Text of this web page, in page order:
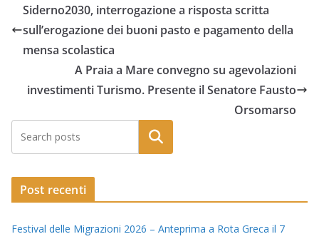
Siderno2030, interrogazione a risposta scritta
sull’erogazione dei buoni pasto e pagamento della
mensa scolastica
A Praia a Mare convegno su agevolazioni
investimenti Turismo. Presente il Senatore Fausto
Orsomarso
Post recenti
Festival delle Migrazioni 2026 – Anteprima a Rota Greca il 7